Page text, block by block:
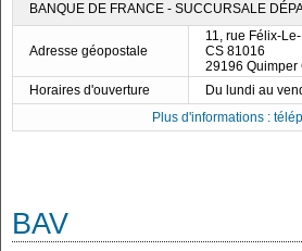
BANQUE DE FRANCE - SUCCURSALE
Adresse géopostale
11, rue Félix-
CS 81016
29196 Quimper
Horaires d'ouverture
Du lundi au
Plus d'informations :
BAV